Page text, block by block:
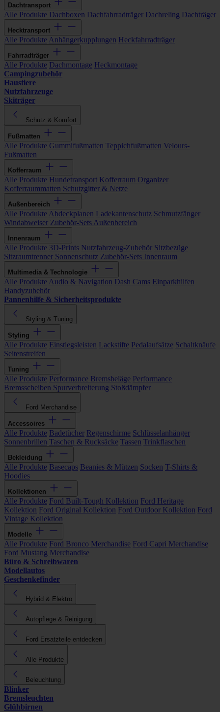
Dachtransport
Alle Produkte Dachboxen Dachfahrradträger Dachreling Dachträger
Hecktransport
Alle Produkte Anhängerkupplungen Heckfahrradträger
Fahrradträger
Alle Produkte Dachmontage Heckmontage
Campingzubehör
Haustiere
Nutzfahrzeuge
Skiträger
Schutz & Komfort
Fußmatten
Alle Produkte Gummifußmatten Teppichfußmatten Velours-
Fußmatten
Kofferraum
Alle Produkte Hundetransport Kofferraum Organizer
Kofferraummatten Schutzgitter & Netze
Außenbereich
Alle Produkte Abdeckplanen Ladekantenschutz Schmutzfänger
Windabweiser Zubehör-Sets Außenbereich
Innenraum
Alle Produkte 3D-Prints Nutzfahrzeug-Zubehör Sitzbezüge
Sitzraumtrenner Sonnenschutz Zubehör-Sets Innenraum
Multimedia & Technologie
Alle Produkte Audio & Navigation Dash Cams Einparkhilfen
Handyzubehör
Pannenhilfe & Sicherheitsprodukte
Styling & Tuning
Styling
Alle Produkte Einstiegsleisten Lackstifte Pedalaufsätze Schaltknäufe
Seitenstreifen
Tuning
Alle Produkte Performance Bremsbeläge Performance
Bremsscheiben Spurverbreiterung Stoßdämpfer
Ford Merchandise
Accessoires
Alle Produkte Badetücher Regenschirme Schlüsselanhänger
Sonnenbrillen Taschen & Rucksäcke Tassen Trinkflaschen
Bekleidung
Alle Produkte Basecaps Beanies & Mützen Socken T-Shirts &
Hoodies
Kollektionen
Alle Produkte Ford Built-Tough Kollektion Ford Heritage
Kollektion Ford Original Kollektion Ford Outdoor Kollektion Ford
Vintage Kollektion
Modelle
Alle Produkte Ford Bronco Merchandise Ford Capri Merchandise
Ford Mustang Merchandise
Büro & Schreibwaren
Modellautos
Geschenkefinder
Hybrid & Elektro
Autopflege & Reinigung
Ford Ersatzteile entdecken
Alle Produkte
Beleuchtung
Blinker
Bremsleuchten
Glühbirnen